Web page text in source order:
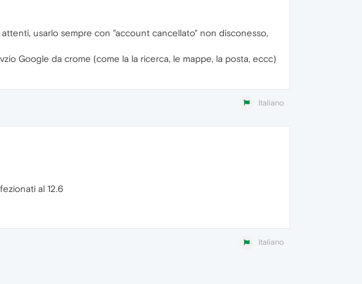
usarlo sempre con "account cancellato" non disconesso,
Google da crome (come la la ricerca, le mappe, la posta, eccc)
Italiano
al 12.6
Italiano